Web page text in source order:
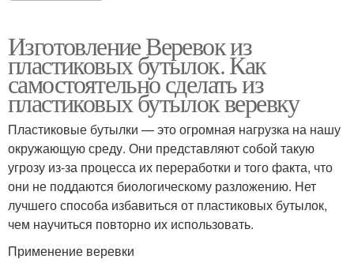
Изготовление Веревок из
пластиковых бутылок. Как
самостоятельно сделать из
пластиковых бутылок веревку
Пластиковые бутылки — это огромная нагрузка на нашу
окружающую среду. Они представляют собой такую
угрозу из-за процесса их переработки и того факта, что
они не поддаются биологическому разложению. Нет
лучшего способа избавиться от пластиковых бутылок,
чем научиться повторно их использовать.
Применение веревки